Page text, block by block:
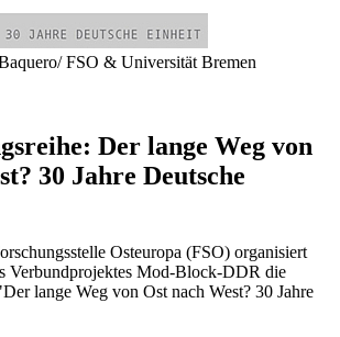
FSO & Universität Bremen
Der lange Weg von
30 Jahre Deutsche
Osteuropa (FSO) organisiert
Verbundprojektes Mod-Block-DDR die
lange Weg von Ost nach West? 30 Jahre